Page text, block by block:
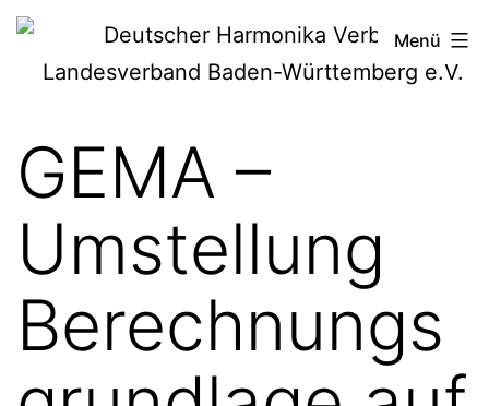
Zum
Deutscher
Harmonika-
Menü
GEMA –
Umstellung
Berechnungs